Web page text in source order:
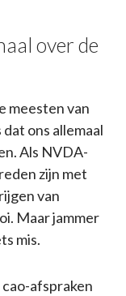
over de
meesten van
ons allemaal
Als NVDA-
zijn met
van
Maar jammer
mis.
afspraken